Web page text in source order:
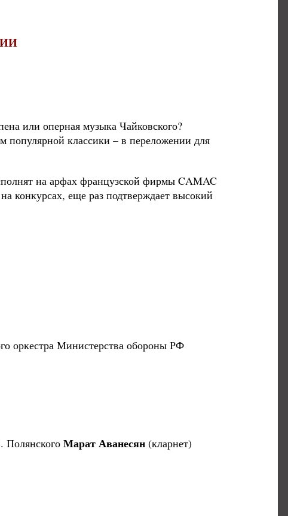
или оперная музыка Чайковского?
популярной классики – в переложении для
на арфах французской фирмы CAMAC
конкурсах, еще раз подтверждает высокий
оркестра Министерства обороны РФ
Марат Аванесян (кларнет)